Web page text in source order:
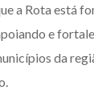
a Rota está
e
da